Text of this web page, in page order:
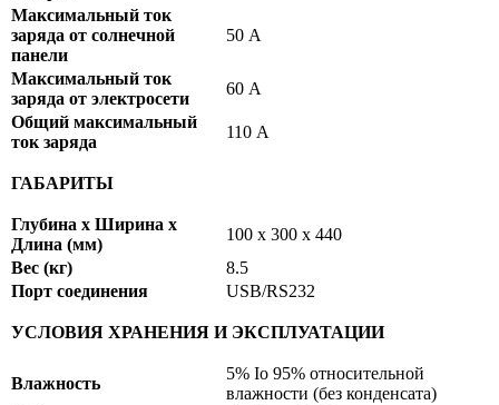
Максимальный ток
заряда от солнечной
панели
50 А
Максимальный ток
заряда от электросети
60 А
Общий максимальный
ток заряда
110 А
ГАБАРИТЫ
Глубина х Ширина х
Длина (мм)
100 х 300 х 440
Вес (кг)
8.5
Порт соединения
USB/RS232
УСЛОВИЯ ХРАНЕНИЯ И ЭКСПЛУАТАЦИИ
Влажность
5% Іо 95% относительной
влажности (без конденсата)